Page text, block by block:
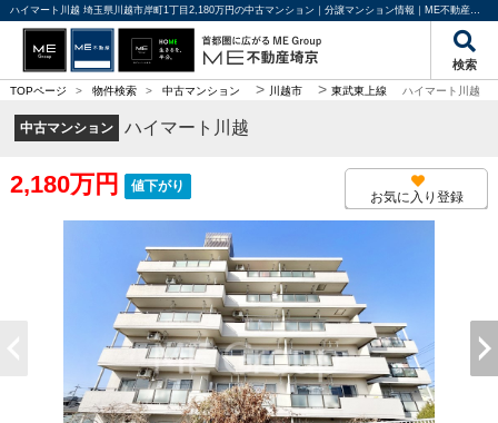
ハイマート川越 埼玉県川越市岸町1丁目2,180万円の中古マンション｜分譲マンション情報｜ME不動産埼京
検索
TOPページ > 物件検索 > 中古マンション > 川越市 > 東武東上線 ハイマート川越
中古マンション ハイマート川越
2,180万円 値下がり
お気に入り登録